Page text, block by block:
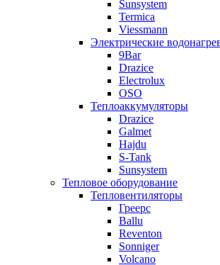
Sunsystem
Termica
Viessmann
Электрические
9Bar
Drazice
Electrolux
OSO
Теплоаккумуляторы
Drazice
Galmet
Hajdu
S-Tank
Sunsystem
Тепловое оборудование
Тепловентиляторы
Греерс
Ballu
Reventon
Sonniger
Volcano